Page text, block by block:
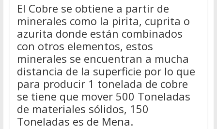
El Cobre se obtiene a partir de
minerales como la pirita, cuprita o
azurita donde están combinados
con otros elementos, estos
minerales se encuentran a mucha
distancia de la superficie por lo que
para producir 1 tonelada de cobre
se tiene que mover 500 Toneladas
de materiales sólidos, 150
Toneladas es de Mena.